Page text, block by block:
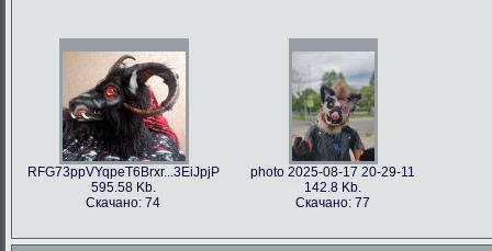
RFG73ppVYqpeT6Brxr...3EiJpjP
595.58 Kb.
Скачано: 74
photo 2025-08-17 20-29-11
142.8 Kb.
Скачано: 77